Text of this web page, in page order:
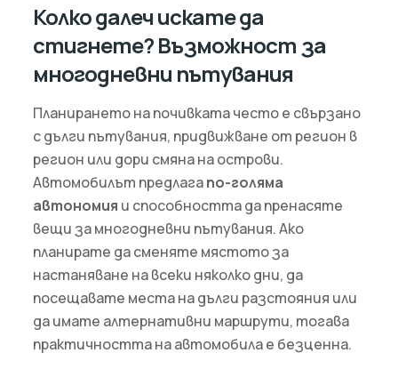
Колко далеч искате да
стигнете? Възможност за
многодневни пътувания
Планирането на почивката често е свързано
с дълги пътувания, придвижване от регион в
регион или дори смяна на острови.
Автомобилът предлагапо-голяма
автономия и способността да пренасяте
вещи за многодневни пътувания. Ако
планирате да сменяте мястото за
настаняване на всеки няколко дни, да
посещавате места на дълги разстояния или
да имате алтернативни маршрути, тогава
практичността на автомобила е безценна.